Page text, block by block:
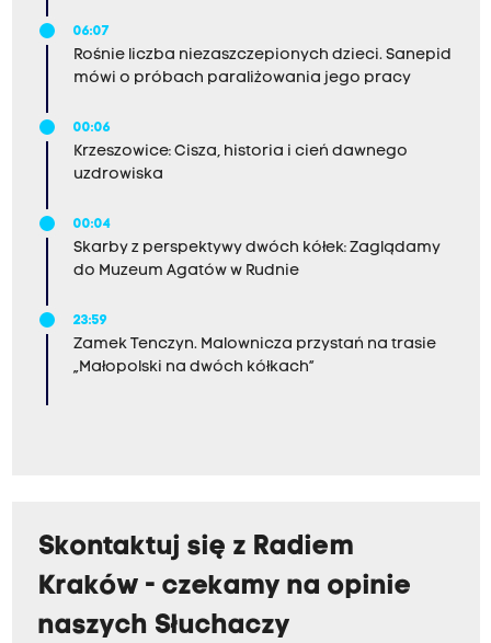
06:07
Rośnie liczba niezaszczepionych dzieci. Sanepid
mówi o próbach paraliżowania jego pracy
00:06
Krzeszowice: Cisza, historia i cień dawnego
uzdrowiska
00:04
Skarby z perspektywy dwóch kółek: Zaglądamy
do Muzeum Agatów w Rudnie
23:59
Zamek Tenczyn. Malownicza przystań na trasie
„Małopolski na dwóch kółkach”
Skontaktuj się z Radiem
Kraków - czekamy na opinie
naszych Słuchaczy